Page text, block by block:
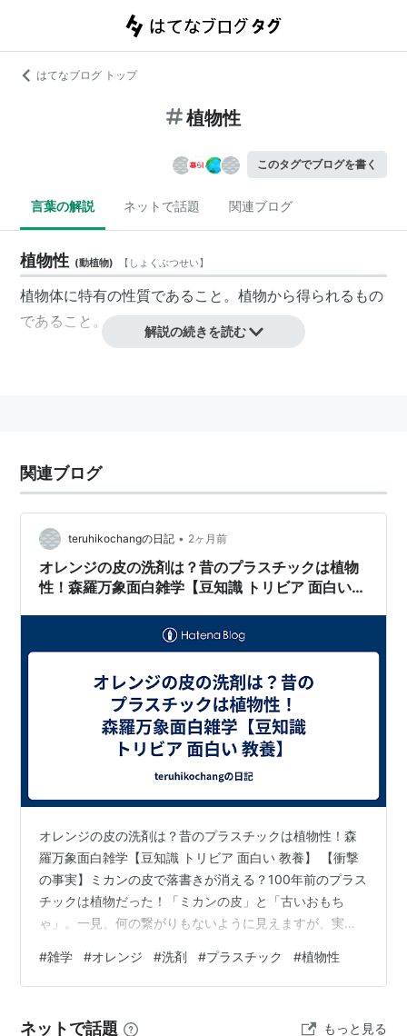
はてなブログ トップ
植物性
このタグでブログを書く
言葉の解説 ネットで話題 関連ブログ
植物性 (動植物) 【 しょくぶつせい】
植物体に特有の性質であること。植物から得られるもの
であること。
解説の続きを読む
関連ブログ
teruhikochangの日記 • 2ヶ月前
オレンジの皮の洗剤は？昔のプラスチックは植物
性！森羅万象面白雑学【豆知識 トリビア 面白い
オレンジの皮の洗剤は？昔のプラスチックは植物性！森
羅万象面白雑学【豆知識 トリビア 面白い 教養】 【衝撃
の事実】ミカンの皮で落書きが消える？100年前のプラス
チックは植物だった！「ミカンの皮」と「古いおもち
ゃ」。一見、何の繋がりもないように見えますが、実は
なギモンを解決しながら、科学の不思議をのぞいてみま
しょう！ 1. ミカンの皮が「最強の消しゴム」に変身する
が飛び出します。これが掃除のヒーローになります。 な
#雑学 #オレンジ #洗剤 #プラスチック #植物性
ネットで話題 もっと見る